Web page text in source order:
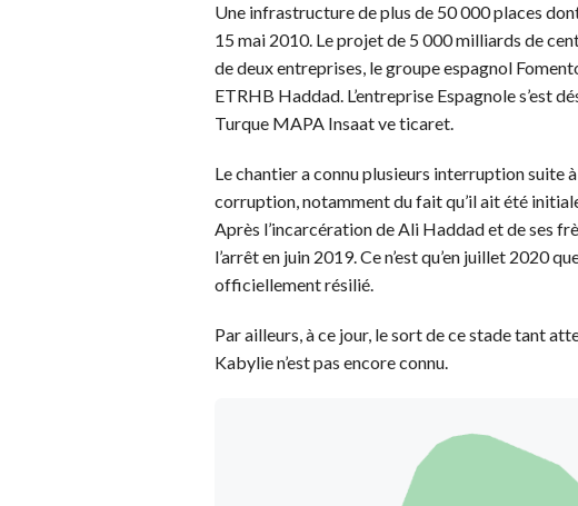
Une infrastructure de plus de 50 000 places
15 mai 2010. Le projet de 5 000 milliards de
de deux entreprises, le groupe espagnol
ETRHB Haddad. L’entreprise Espagnole s’est
Turque MAPA Insaat ve ticaret.
Le chantier a connu plusieurs interruption suite
corruption, notamment du fait qu’il ait été
Après l’incarcération de Ali Haddad et de ses
l’arrêt en juin 2019. Ce n’est qu’en juillet 2020
officiellement résilié.
Par ailleurs, à ce jour, le sort de ce stade tant
Kabylie n’est pas encore connu.